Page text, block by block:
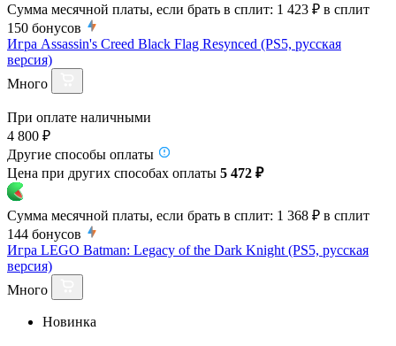
Сумма месячной платы, если брать в сплит: 1 423 ₽ в сплит
150 бонусов
Игра Assassin's Creed Black Flag Resynced (PS5, русская
версия)
Много
При оплате наличными
4 800 ₽
Другие способы оплаты
Цена при других способах оплаты 5 472 ₽
Сумма месячной платы, если брать в сплит: 1 368 ₽ в сплит
144 бонусов
Игра LEGO Batman: Legacy of the Dark Knight (PS5, русская
версия)
Много
Новинка